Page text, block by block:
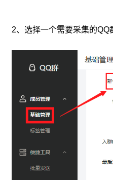
2、选择一个需要采集的QQ